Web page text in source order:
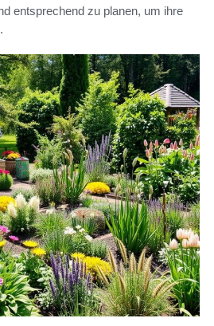
entsprechend zu planen, um ihre